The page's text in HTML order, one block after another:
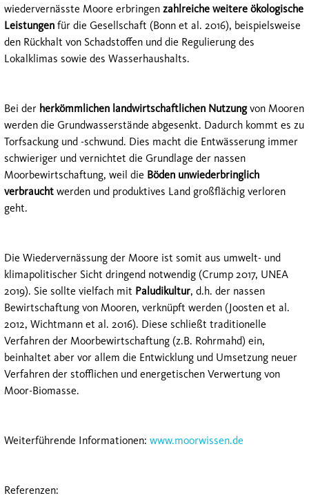
wiedervernässte Moore erbringen zahlreiche weitere ökologische
Leistungen für die Gesellschaft (Bonn et al. 2016), beispielsweise
den Rückhalt von Schadstoffen und die Regulierung des
Lokalklimas sowie des Wasserhaushalts.
Bei der herkömmlichen landwirtschaftlichen Nutzungvon Mooren
werden die Grundwasserstände abgesenkt. Dadurch kommt es zu
Torfsackung und -schwund. Dies macht die Entwässerung immer
schwieriger und vernichtet die Grundlage der nassen
Moorbewirtschaftung, weil die Böden unwiederbringlich
verbraucht werden und produktives Land großflächig verloren
geht.
Die Wiedervernässung der Moore ist somit aus umwelt- und
klimapolitischer Sicht dringend notwendig (Crump 2017, UNEA
2019). Sie sollte vielfach mit Paludikultur, d.h. der nassen
Bewirtschaftung von Mooren, verknüpft werden (Joosten et al.
2012, Wichtmann et al. 2016). Diese schließt traditionelle
Verfahren der Moorbewirtschaftung (z.B. Rohrmahd) ein,
beinhaltet aber vor allem die Entwicklung und Umsetzung neuer
Verfahren der stofflichen und energetischen Verwertung von
Moor-Biomasse.
Weiterführende Informationen: www.moorwissen.de
Referenzen: